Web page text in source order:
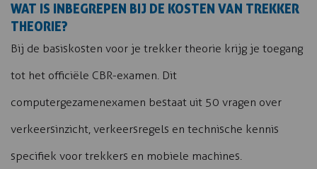
WAT IS INBEGREPEN BIJ DE KOSTEN VAN TREKKER
THEORIE?
Bij de basiskosten voor je trekker theorie krijg je toegang
tot het officiële CBR-examen. Dit
computergezamenexamen bestaat uit 50 vragen over
verkeersinzicht, verkeersregels en technische kennis
specifiek voor trekkers en mobiele machines.